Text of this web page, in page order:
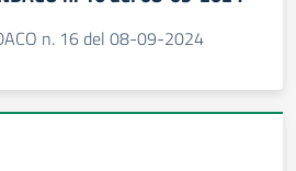
n. 16 del 08-09-2024